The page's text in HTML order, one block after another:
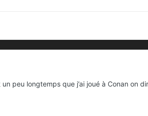
peu longtemps que j’ai joué à Conan on